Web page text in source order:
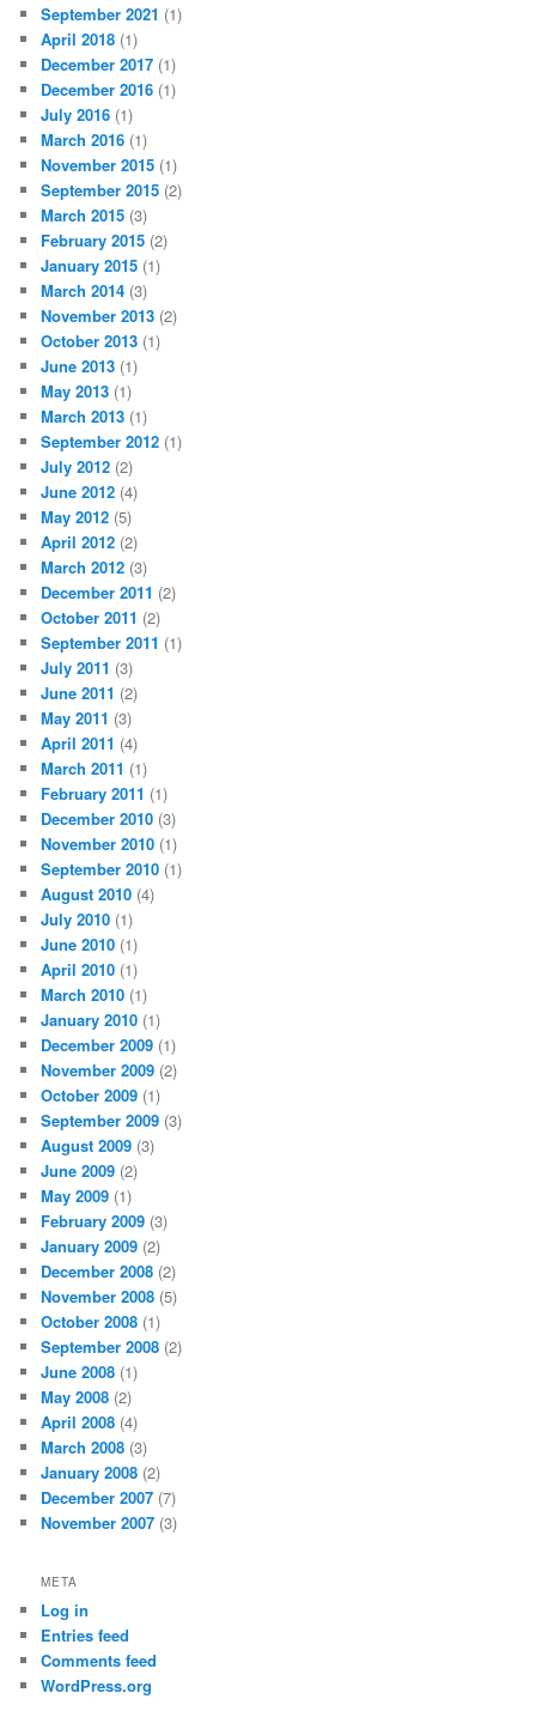
September 2021 (1)
April 2018 (1)
December 2017 (1)
December 2016 (1)
July 2016 (1)
March 2016 (1)
November 2015 (1)
September 2015 (2)
March 2015 (3)
February 2015 (2)
January 2015 (1)
March 2014 (3)
November 2013 (2)
October 2013 (1)
June 2013 (1)
May 2013 (1)
March 2013 (1)
September 2012 (1)
July 2012 (2)
June 2012 (4)
May 2012 (5)
April 2012 (2)
March 2012 (3)
December 2011 (2)
October 2011 (2)
September 2011 (1)
July 2011 (3)
June 2011 (2)
May 2011 (3)
April 2011 (4)
March 2011 (1)
February 2011 (1)
December 2010 (3)
November 2010 (1)
September 2010 (1)
August 2010 (4)
July 2010 (1)
June 2010 (1)
April 2010 (1)
March 2010 (1)
January 2010 (1)
December 2009 (1)
November 2009 (2)
October 2009 (1)
September 2009 (3)
August 2009 (3)
June 2009 (2)
May 2009 (1)
February 2009 (3)
January 2009 (2)
December 2008 (2)
November 2008 (5)
October 2008 (1)
September 2008 (2)
June 2008 (1)
May 2008 (2)
April 2008 (4)
March 2008 (3)
January 2008 (2)
December 2007 (7)
November 2007 (3)
META
Log in
Entries feed
Comments feed
WordPress.org